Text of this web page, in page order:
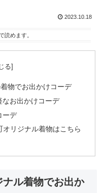
2023.10.18
読めます。
物でお出かけコーデ
なお出かけコーデ
ーデ
リジナル着物はこちら
ル着物でお出か